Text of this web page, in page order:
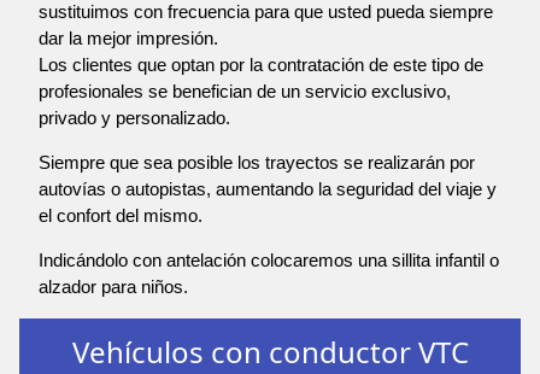
sustituimos con frecuencia para que usted pueda siempre
dar la mejor impresión.
Los clientes que optan por la contratación de este tipo de
profesionales se benefician de un servicio exclusivo,
privado y personalizado.
Siempre que sea posible los trayectos se realizarán por
autovías o autopistas, aumentando la seguridad del viaje y
el confort del mismo.
Indicándolo con antelación colocaremos una sillita infantil o
alzador para niños.
Vehículos con conductor VTC